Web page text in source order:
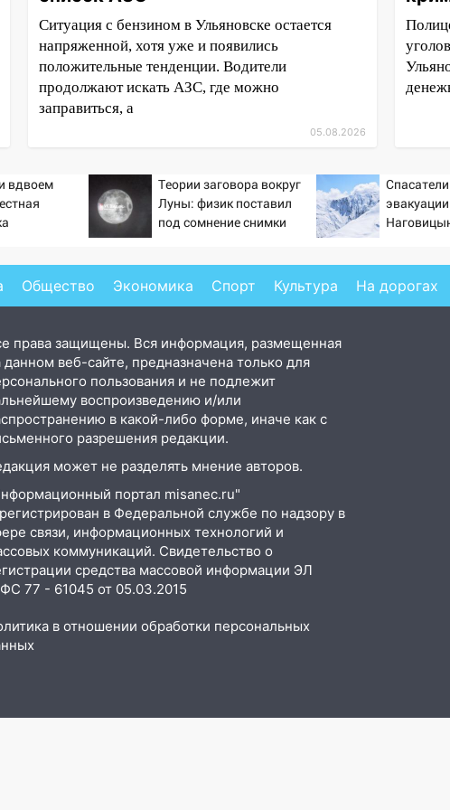
Ситуация с бензином в Ульяновске остается
напряженной, хотя уже и появились
положительные тенденции. Водители
продолжают искать АЗС, где можно
заправиться, а
05.08.2026
вдвоем
Теории заговора вокруг
Луны: физик поставил
под сомнение снимки
Общество Экономика Спорт Культура На дорогах
права защищены. Вся информация, размещенная
данном веб-сайте, предназначена только для
пользования и не подлежит
воспроизведению и/или
в какой-либо форме, иначе как с
разрешения редакции.
может не разделять мнение авторов.
портал misanec.ru"
в Федеральной службе по надзору в
связи, информационных технологий и
коммуникаций. Свидетельство о
средства массовой информации ЭЛ
77 - 61045 от 05.03.2015
в отношении обработки персональных